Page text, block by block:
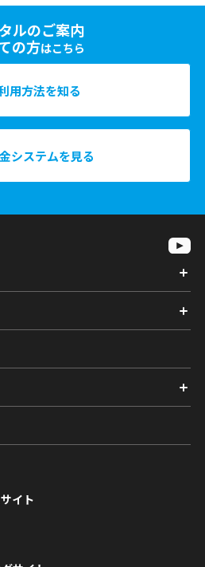
ルのご案内
の方はこちら
用方法を知る
システムを見る
イト